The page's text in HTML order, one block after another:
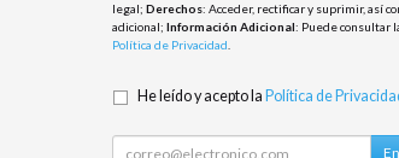
legal; Derechos: Acceder, rectificar y suprimir, así
adicional; Información Adicional: Puede consultar
Política de Privacidad
He leído y acepto la Política de